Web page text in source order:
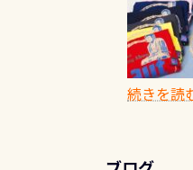
続きを読